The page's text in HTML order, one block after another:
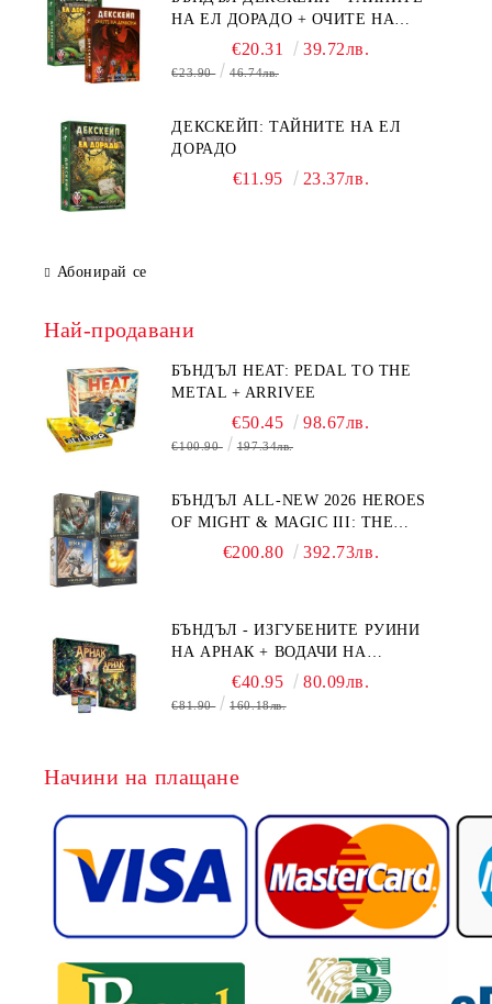
НА ЕЛ ДОРАДО + ОЧИТЕ НА
ДРАКОНА€20.31 39.72лв.
€23.90 46.74лв.
ДЕКСКЕЙП: ТАЙНИТЕ НА ЕЛ
ДОРАДО
€11.95 23.37лв.
Абонирай се
Най-продавани
БЪНДЪЛ HEAT: PEDAL TO THE
METAL + ARRIVEE
€50.45 98.67лв.
€100.90 197.34лв.
БЪНДЪЛ ALL-NEW 2026 HEROES
OF MIGHT & MAGIC III: THE
BOARD GAME EXPANSIONS -
€200.80 392.73лв.
БЪНДЪЛ - ИЗГУБЕНИТЕ РУИНИ
НА АРНАК + ВОДАЧИ НА
ЕКСПЕДИЦИИ + ПРОМО КАРТИ
БЕЗПЛАТНО
€40.95 80.09лв.
€81.90 160.18лв.
Начини на плащане